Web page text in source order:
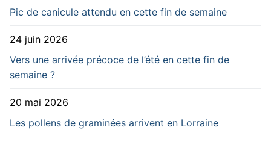
Pic de canicule attendu en cette fin de semaine
24 juin 2026
Vers une arrivée précoce de l’été en cette fin de
semaine ?
20 mai 2026
Les pollens de graminées arrivent en Lorraine